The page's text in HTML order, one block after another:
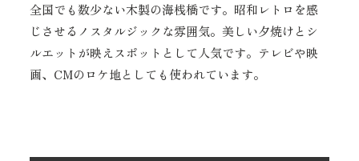
全国でも数少ない木製の海桟橋です。昭和レトロを感
じさせるノスタルジックな雰囲気。美しい夕焼けとシ
ルエットが映えスポットとして人気です。テレビや映
画、CMのロケ地としても使われています。